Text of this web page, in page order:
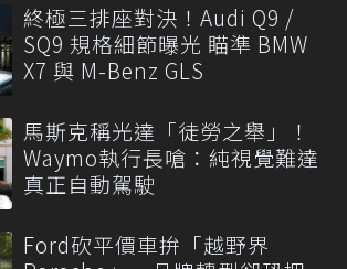
終極三排座對決！Audi Q9 /
SQ9 規格細節曝光 瞄準 BMW
X7 與 M-Benz GLS
馬斯克稱光達「徒勞之舉」！
Waymo執行長嗆：純視覺難達
真正自動駕駛
Ford砍平價車拚「越野界